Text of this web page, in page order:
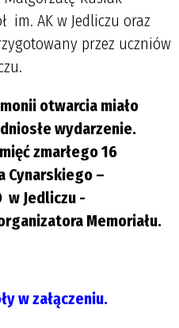
im. AK w Jedliczu oraz
przez uczniów
otwarcia miało
wydarzenie.
zmarłego 16
Cynarskiego –
w Jedliczu -
Memoriału.
w załączeniu.